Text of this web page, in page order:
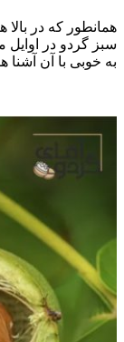
همانطور که در
سبز گردو در
به خوبی با آن